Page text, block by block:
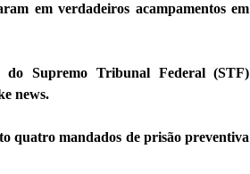
em verdadeiros acampamentos em
Supremo Tribunal Federal (STF)
news.
quatro mandados de prisão preventiva